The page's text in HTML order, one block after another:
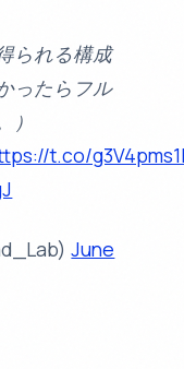
られる構成
ったらフル
t.co/
June